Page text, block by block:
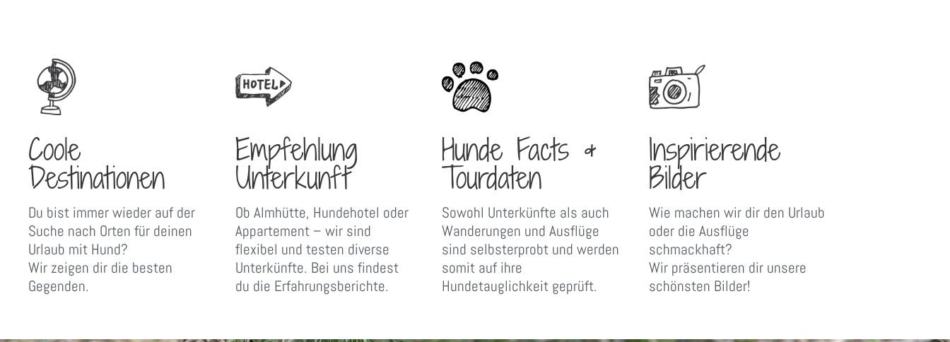
Coole
Destinationen
Du bist immer wieder auf der
Suche nach Orten für deinen
Urlaub mit Hund?
Wir zeigen dir die besten
Gegenden.
Empfehlung
Unterkunft
Ob Almhütte, Hundehotel oder
Appartement – wir sind
flexibel und testen diverse
Unterkünfte. Bei uns findest
du die Erfahrungsberichte.
Hunde Facts &
Tourdaten
Sowohl Unterkünfte als auch
Wanderungen und Ausflüge
sind selbsterprobt und werden
somit auf ihre
Hundetauglichkeit geprüft.
Inspirierende
Bilder
Wie machen wir dir den Urlaub
oder die Ausflüge
schmackhaft?
Wir präsentieren dir unsere
schönsten Bilder!